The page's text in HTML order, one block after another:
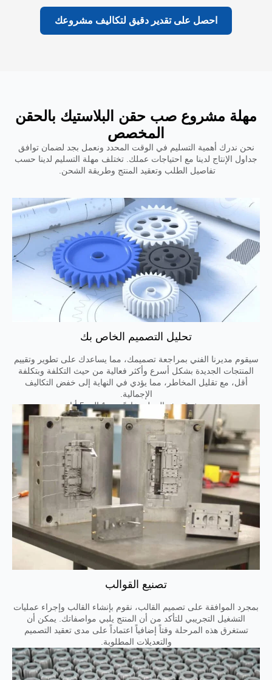
احصل على تقدير دقيق لتكاليف مشروعك
مهلة مشروع صب حقن البلاستيك بالحقن
المخصص
نحن ندرك أهمية التسليم في الوقت المحدد ونعمل بجد لضمان توافق
جداول الإنتاج لدينا مع احتياجات عملك. تختلف مهلة التسليم لدينا حسب
تفاصيل الطلب وتعقيد المنتج وطريقة الشحن.
تحليل التصميم الخاص بك
سيقوم مديرنا الفني بمراجعة تصميمك، مما يساعدك على تطوير وتقييم
المنتجات الجديدة بشكل أسرع وأكثر فعالية من حيث التكلفة وبتكلفة
أقل، مع تقليل المخاطر، مما يؤدي في النهاية إلى خفض التكاليف
الإجمالية.
تستغرق هذه العملية عادةً من 1 إلى 5 أيام.
تصنيع القوالب
بمجرد الموافقة على تصميم القالب، نقوم بإنشاء القالب وإجراء عمليات
التشغيل التجريبي للتأكد من أن المنتج يلبي مواصفاتك. يمكن أن
تستغرق هذه المرحلة وقتاً إضافياً اعتماداً على مدى تعقيد التصميم
والتعديلات المطلوبة.